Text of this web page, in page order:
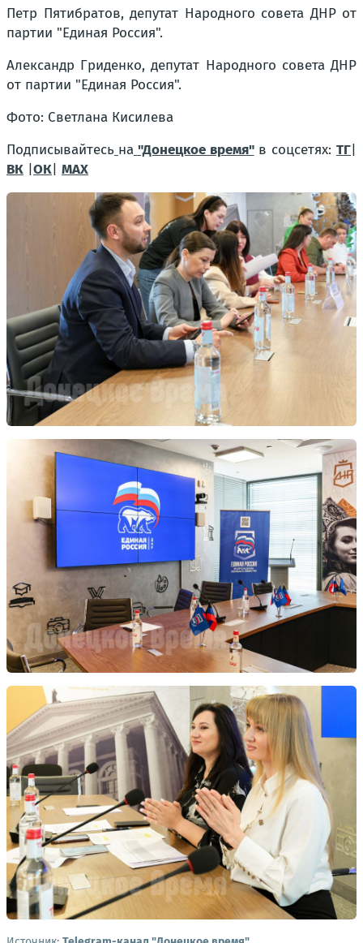
Петр Пятибратов, депутат Народного совета ДНР от
партии "Единая Россия".
Александр Гриденко, депутат Народного совета ДНР
от партии "Единая Россия".
Фото: Светлана Кисилева
Подписывайтесь на "Донецкое время"в соцсетях:ТГ
ВК ОК МАХ